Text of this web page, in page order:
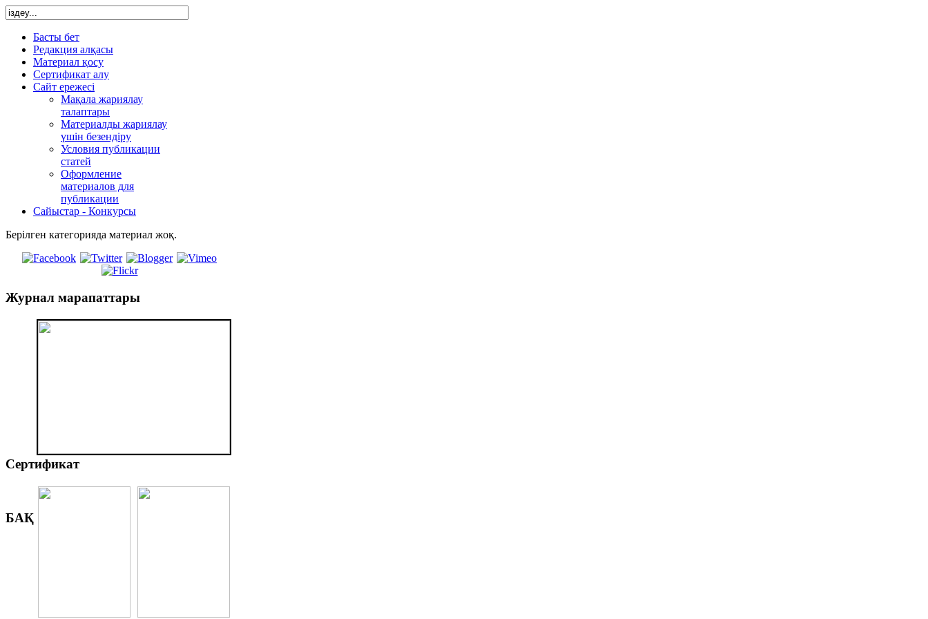
Басты бет
Редакция алқасы
Материал қосу
Сертификат алу
Сайт ережесі
Мақала жариялау
талаптары
Материалды жариялау
үшін безендіру
Условия публикации
статей
Оформление
материалов для
публикации
Сайыстар - Конкурсы
Берілген категорияда материал жоқ.
Журнал марапаттары
Сертификат
БАҚ